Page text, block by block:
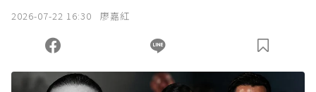
2026-07-22 16:30 廖嘉紅